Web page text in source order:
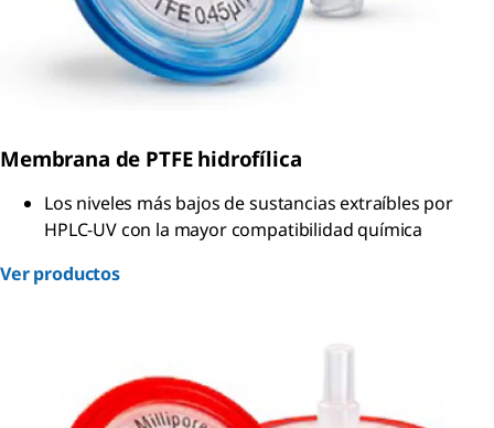
Membrana de PTFE hidrofílica
Los niveles más bajos de sustancias extraíbles por
HPLC-UV con la mayor compatibilidad química
Ver productos